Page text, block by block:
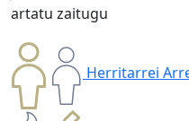
artatu zaitugu
Herritarrei